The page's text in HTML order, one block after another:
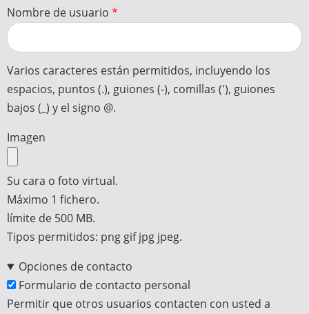
Nombre de usuario
Varios caracteres están permitidos, incluyendo los
espacios, puntos (.), guiones (-), comillas ('), guiones
bajos (_) y el signo @.
Imagen
Su cara o foto virtual.
Máximo 1 fichero.
límite de 500 MB.
Tipos permitidos: png gif jpg jpeg.
Opciones de contacto
Formulario de contacto personal
Permitir que otros usuarios contacten con usted a